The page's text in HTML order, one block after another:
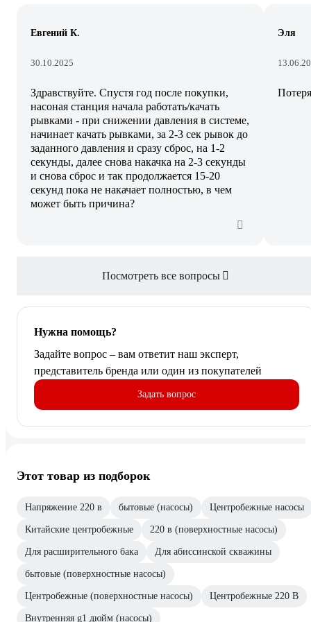
Евгений К.
30.10.2025
Здравствуйте. Спустя год после покупки,
насоная станция начала работать/качать
рывками - при снижении давления в системе,
начинает качать рывками, за 2-3 сек рывок до
заданного давления и сразу сброс, на 1-2
секунды, далее снова накачка на 2-3 секунды
и снова сброс и так продолжается 15-20
секунд пока не накачает полностью, в чем
может быть причина?
Эля
Посмотреть все вопросы
Нужна помощь?
Задайте вопрос – вам ответит наш эксперт,
представитель бренда или один из покупателей
Задать вопрос
Этот товар из подборок
Напряжение 220 в бытовые (насосы) Центробежные насосы
Китайские центробежные 220 в (поверхностные насосы)
Для расширительного бака Для абиссинской скважины
бытовые (поверхностные насосы)
Центробежные (поверхностные насосы) Центробежные 220 В
Внутренняя g1 дюйм (насосы)